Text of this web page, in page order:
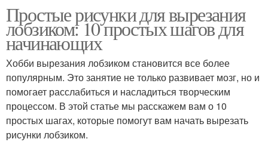
Простые рисунки для вырезания
лобзиком: 10 простых шагов для
начинающих
Хобби вырезания лобзиком становится все более
популярным. Это занятие не только развивает мозг, но и
помогает расслабиться и насладиться творческим
процессом. В этой статье мы расскажем вам о 10
простых шагах, которые помогут вам начать вырезать
рисунки лобзиком.